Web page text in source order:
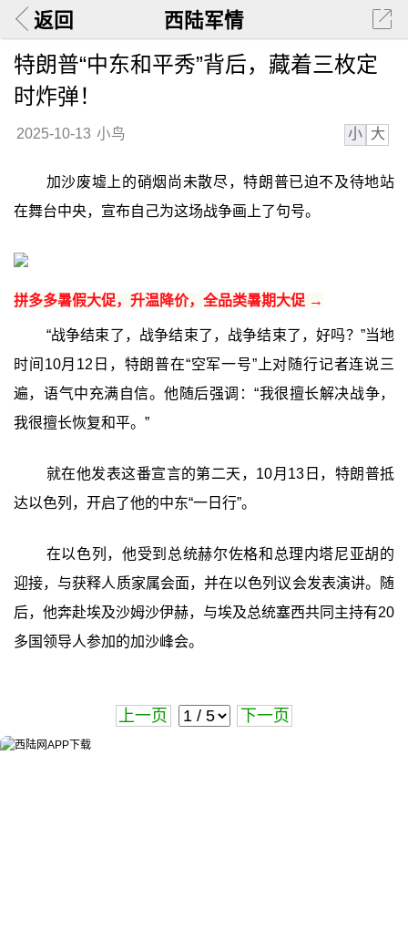
返回 西陆军情
特朗普“中东和平秀”背后，藏着三枚定
时炸弹！
2025-10-13 小鸟 小 大
加沙废墟上的硝烟尚未散尽，特朗普已迫不及待地站
在舞台中央，宣布自己为这场战争画上了句号。
拼多多暑假大促，升温降价，全品类暑期大促 →
“战争结束了，战争结束了，战争结束了，好吗？”当地
时间10月12日，特朗普在“空军一号”上对随行记者连说三
遍，语气中充满自信。他随后强调：“我很擅长解决战争，
我很擅长恢复和平。”
就在他发表这番宣言的第二天，10月13日，特朗普抵
达以色列，开启了他的中东“一日行”。
在以色列，他受到总统赫尔佐格和总理内塔尼亚胡的
迎接，与获释人质家属会面，并在以色列议会发表演讲。随
后，他奔赴埃及沙姆沙伊赫，与埃及总统塞西共同主持有20
多国领导人参加的加沙峰会。
上一页 下一页